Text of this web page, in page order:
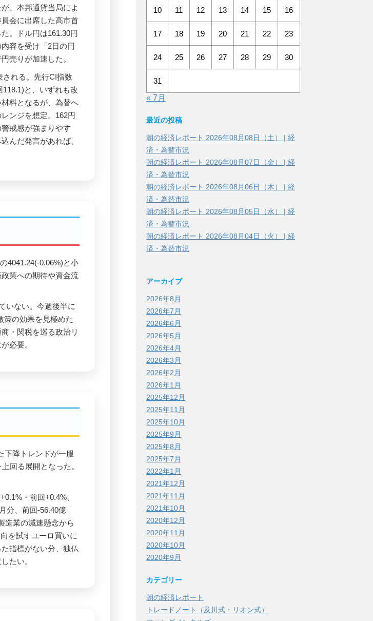
、本邦通貨当局によ
会に出席した高市首
。ドル円は161.30円
容を受け「2日の円
売りが加速した。
される。先行CI指数
と、いずれも改
料となるが、為替へ
ンジを想定。162円
戒感が強まりやす
んだ発言があれば、
4041.24(-0.06%)と小
策への期待や資金流
いない。今週後半に
策の効果を見極めた
・関税を巡る政治リ
必要。
下降トレンドが一服
回る展開となった。
・前回+0.4%、
分、前回-56.40億
造業の減速懸念から
を試すユーロ買いに
指標がない分、独仏
たい。
10 11 12 13 14 15 16
17 18 19 20 21 22 23
24 25 26 27 28 29 30
31
« 7月
最近の投稿
朝の経済レポート 2026年08月08日（土） | 経
済・為替市況
朝の経済レポート 2026年08月07日（金） | 経
済・為替市況
朝の経済レポート 2026年08月06日（木） | 経
済・為替市況
朝の経済レポート 2026年08月05日（水） | 経
済・為替市況
朝の経済レポート 2026年08月04日（火） | 経
済・為替市況
アーカイブ
2026年8月
2026年7月
2026年6月
2026年5月
2026年4月
2026年3月
2026年2月
2026年1月
2025年12月
2025年11月
2025年10月
2025年9月
2025年8月
2025年7月
2022年1月
2021年12月
2021年11月
2021年10月
2020年12月
2020年11月
2020年10月
2020年9月
カテゴリー
朝の経済レポート
トレードノート（及川式・リオン式）